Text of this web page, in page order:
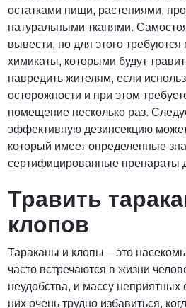
остатками пищи, растениями,
натуральными тканями.
вывести, но для этого требуются
химикаты, которыми будут
навредить жителям, если
осторожности и при этом
помещение несколько раз.
эффективную дезинсекцию
который имеет определенные
сертифицированные препараты
Травить
клопов
Тараканы и клопы – это
часто встречаются в жизни
неудобства, и массу
них очень трудно избавиться,